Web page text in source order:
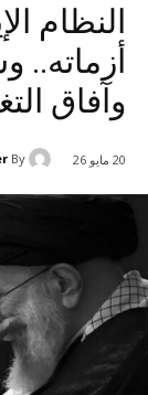
النظام
أزماته..
وآفاق
20 مايو 26 By